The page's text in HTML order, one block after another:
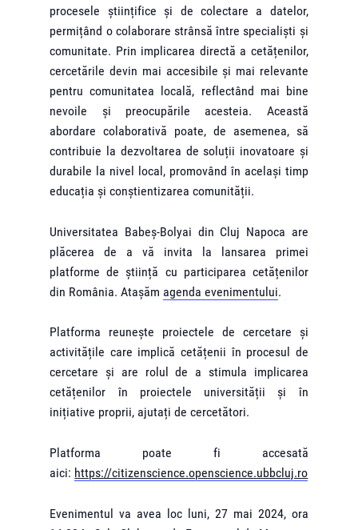
procesele științifice și de colectare a datelor,
permițând o colaborare strânsă între specialiști și
comunitate. Prin implicarea directă a cetățenilor,
cercetările devin mai accesibile și mai relevante
pentru comunitatea locală, reflectând mai bine
nevoile și preocupările acesteia. Această
abordare colaborativă poate, de asemenea, să
contribuie la dezvoltarea de soluții inovatoare și
durabile la nivel local, promovând în același timp
educația și conștientizarea comunității.
Universitatea Babeş-Bolyai din Cluj Napoca are
plăcerea de a vă invita la lansarea primei
platforme de știință cu participarea cetățenilor
din România. Atașăm agenda evenimentului.
Platforma reunește proiectele de cercetare și
activitățile care implică cetățenii în procesul de
cercetare și are rolul de a stimula implicarea
cetățenilor în proiectele universității și în
inițiative proprii, ajutați de cercetători.
Platforma poate fi accesată
aici: https://citizenscience.openscience.ubbcluj.ro
Evenimentul va avea loc luni, 27 mai 2024, ora